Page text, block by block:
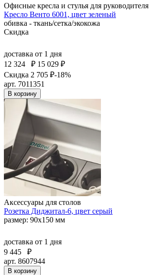
Офисные кресла и стулья для руководителя
Кресло Венто 6001, цвет зеленый
обивка - ткань/сетка/экокожа
Скидка
доставка от 1 дня
12 324
₽ 15 029 ₽
Скидка 2 705 ₽-18%
арт. 7011351
В корзину
Аксессуары для столов
Розетка Диджитал-6, цвет серый
размер: 90х150 мм
доставка от 1 дня
9 445
₽
арт. 8607944
В корзину